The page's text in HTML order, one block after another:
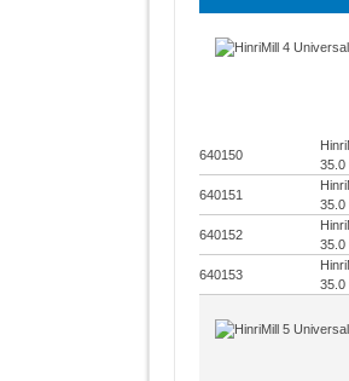
640150
35.0
640151
35.0
640152
35.0
640153
35.0